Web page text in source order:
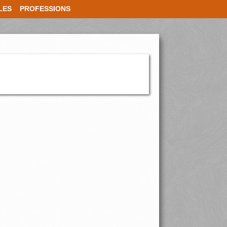
PROFESSIONS